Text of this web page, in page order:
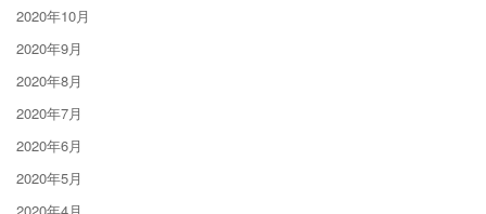
2020年10月
2020年9月
2020年8月
2020年7月
2020年6月
2020年5月